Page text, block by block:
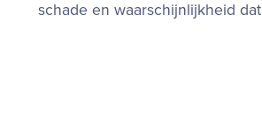
schade en waarschijnlijkheid